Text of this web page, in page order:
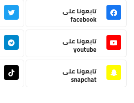
تابعونا على
facebook
تابعونا على
youtube
تابعونا على
snapchat